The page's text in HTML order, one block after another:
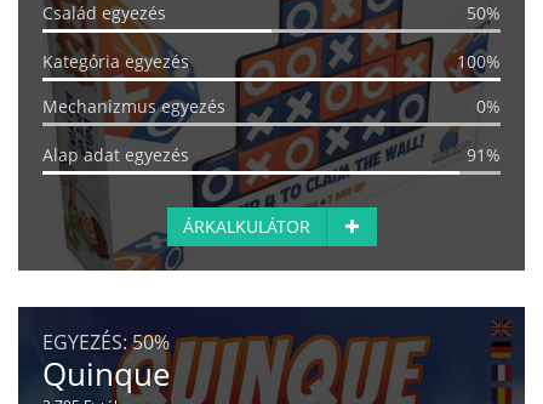
Család egyezés 50%
Kategória egyezés
100%
Mechanizmus egyezés
0%
Alap adat egyezés 91%
ÁRKALKULÁTOR
EGYEZÉS:50%
Quinque